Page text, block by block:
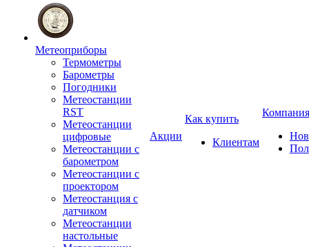
Метеоприборы
Термометры
Барометры
Погодники
Метеостанции
RST
Метеостанции
цифровые
Метеостанции с
барометром
Метеостанции с
проектором
Метеостанция с
датчиком
Метеостанции
настольные
Акции
Как купить
Клиентам
Компания